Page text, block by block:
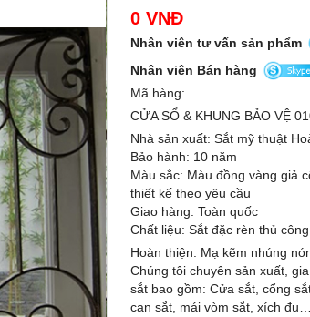
0 VNĐ
Nhân viên tư vấn sản phẩm
Nhân viên Bán hàng
Mã hàng:
CỬA SỔ & KHUNG BẢO VỆ
Nhà sản xuất: Sắt mỹ thuật
Bảo hành: 10 năm
Màu sắc: Màu đồng vàng giả
thiết kế theo yêu cầu
Giao hàng: Toàn quốc
Chất liệu: Sắt đặc rèn thủ
Hoàn thiện: Mạ kẽm nhúng
Chúng tôi chuyên sản xuất,
sắt bao gồm: Cửa sắt, cổng
can sắt, mái vòm sắt, xích